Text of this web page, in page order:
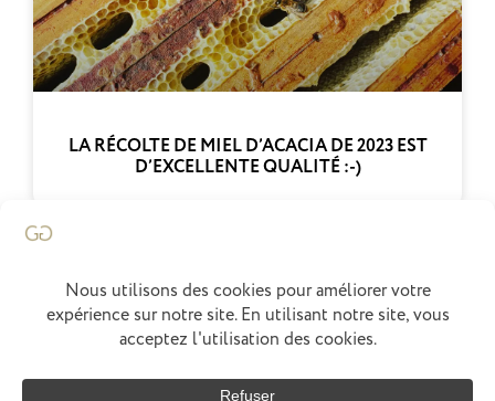
LA RÉCOLTE DE MIEL D’ACACIA DE 2023 EST
D’EXCELLENTE QUALITÉ :-)
Francois Marchenay